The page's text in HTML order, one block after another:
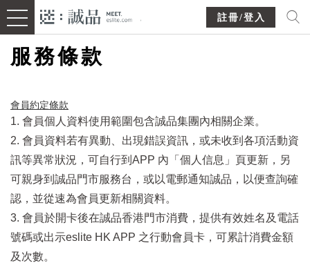
註冊/登入
服務條款
會員約定條款​
1. 會員個人資料使用範圍包含誠品集團內相關企業。
2. 會員資料若有異動、出現錯誤資訊，或未收到各項活動資
訊等異常狀況，可自行到APP 內「個人信息」頁更新，另
可親身到誠品門市服務台，或以電郵通知誠品，以便查詢確
認，並從速為會員更新相關資料。
3. 會員於開卡後在誠品香港門市消費，提供有效姓名及電話
號碼或出示eslite HK APP 之行動會員卡，可累計消費金額
及次數。